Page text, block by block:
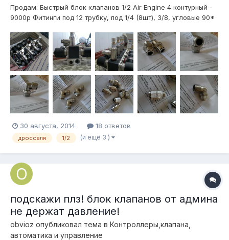
Продам: Быстрый блок клапанов 1/2 Air Engine 4 контурный -
9000р Фитинги под 12 трубку, под 1/4 (8шт), 3/8, угловые 90*
прямых переходника 3/8-3/8, 2 переходника 3/8-1/4, 2шт
проходных фитингов 12 трубка Дросселя под 1/2 с проходным
12мм д...
30 августа, 2014 18 ответов
дросселя 1/2 (и ещё 3 )
подскажи плз! блок клапанов от админа
не держат давление!
obvioz опубликовал тема в Контроллеры,клапана,
автоматика и управление